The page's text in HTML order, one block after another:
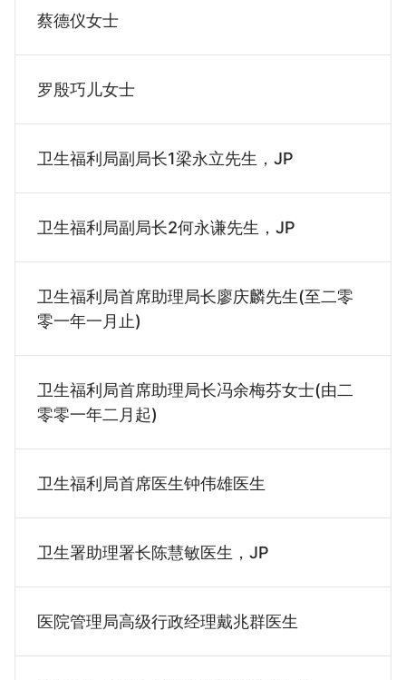
蔡德仪女士
罗殷巧儿女士
卫生福利局副局长1梁永立先生，JP
卫生福利局副局长2何永谦先生，JP
卫生福利局首席助理局长廖庆麟先生(至二零
零一年一月止)
卫生福利局首席助理局长冯余梅芬女士(由二
零零一年二月起)
卫生福利局首席医生钟伟雄医生
卫生署助理署长陈慧敏医生，JP
医院管理局高级行政经理戴兆群医生